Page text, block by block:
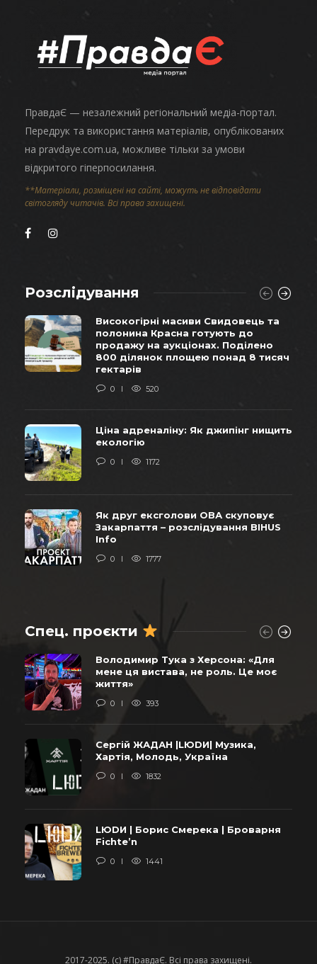
ПравдаЄ — незалежний регіональний медіа-портал.
Передрук та використання матеріалів, опублікованих
на pravdaye.com.ua, можливе тільки за умови
відкритого гіперпосилання.
**Матеріали, розміщені на сайті, можуть не відповідати
світогляду читачів. Всі права захищені.
Розслідування
Високогірні масиви Свидовець та
полонина Красна готують до
продажу на аукціонах. Поділено
800 ділянок площею понад 8 тисяч
гектарів
0 520
Ціна адреналіну: Як джипінг нищить
екологію
0 1172
Як друг ексголови ОВА скуповує
Закарпаття – розслідування BIHUS
Info
0 1777
Спец. проєкти
Володимир Тука з Херсона: «Для
мене ця вистава, не роль. Це моє
життя»
0 393
Сергій ЖАДАН |LЮDИ| Музика,
Хартія, Молодь, Україна
0 1832
LЮDИ | Борис Смерека | Броварня
Fichte’n
0 1441
2017-2025. (c) #ПравдаЄ. Всі права захищені.